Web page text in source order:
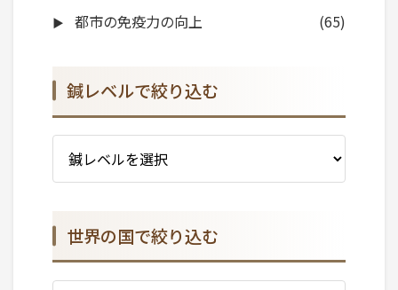
都市の免疫力の向上
(65)
鍼レベルで絞り込む
世界の国で絞り込む